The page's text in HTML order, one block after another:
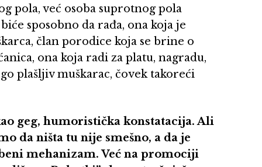
pola, već osoba suprotnog pola
sposobno da rađa, ona koja je
član porodice koja se brine o
ona koja radi za platu, nagradu,
plašljiv muškarac, čovek takoreći
geg, humoristička konstatacija. Ali
da ništa tu nije smešno, a da je
mehanizam. Već na promociji